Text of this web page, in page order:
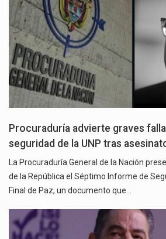
Procuraduría advierte graves
seguridad de la UNP tras
La Procuraduría General de la Nación
de la República el Séptimo Informe de
Final de Paz, un documento que…